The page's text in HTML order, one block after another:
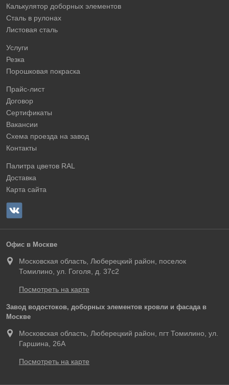
Калькулятор доборных элементов
Сталь в рулонах
Листовая сталь
Услуги
Резка
Порошковая покраска
Прайс-лист
Договор
Сертификаты
Вакансии
Схема проезда на завод
Контакты
Палитра цветов RAL
Доставка
Карта сайта
Офис в Москве
Московская область, Люберецкий район, поселок
Томилино, ул. Гоголя, д. 37с2
Посмотреть на карте
Завод водостоков, доборных элементов кровли и фасада в
Москве
Московская область, Люберецкий район, пгт Томилино, ул.
Гаршина, 26А
Посмотреть на карте